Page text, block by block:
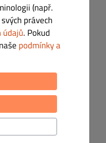
(např.
právech
údajů. Pokud
podmínky a